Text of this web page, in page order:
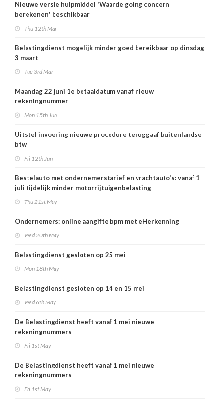
Nieuwe versie hulpmiddel 'Waarde going concern
berekenen' beschikbaar
Thu 12th Mar
Belastingdienst mogelijk minder goed bereikbaar op dinsdag
3 maart
Tue 3rd Mar
Maandag 22 juni 1e betaaldatum vanaf nieuw
rekeningnummer
Mon 15th Jun
Uitstel invoering nieuwe procedure teruggaaf buitenlandse
btw
Fri 12th Jun
Bestelauto met ondernemerstarief en vrachtauto's: vanaf 1
juli tijdelijk minder motorrijtuigenbelasting
Thu 21st May
Ondernemers: online aangifte bpm met eHerkenning
Wed 20th May
Belastingdienst gesloten op 25 mei
Mon 18th May
Belastingdienst gesloten op 14 en 15 mei
Wed 6th May
De Belastingdienst heeft vanaf 1 mei nieuwe
rekeningnummers
Fri 1st May
De Belastingdienst heeft vanaf 1 mei nieuwe
rekeningnummers
Fri 1st May